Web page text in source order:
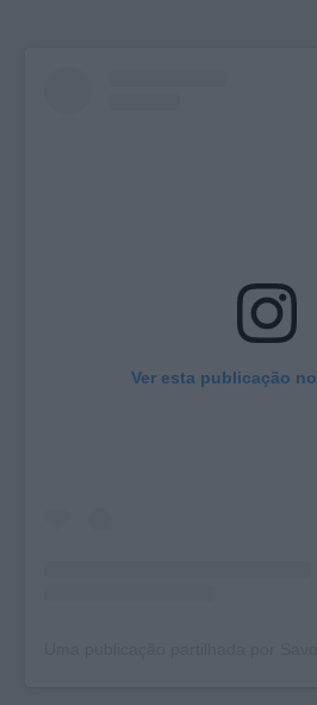
Ver esta publicação